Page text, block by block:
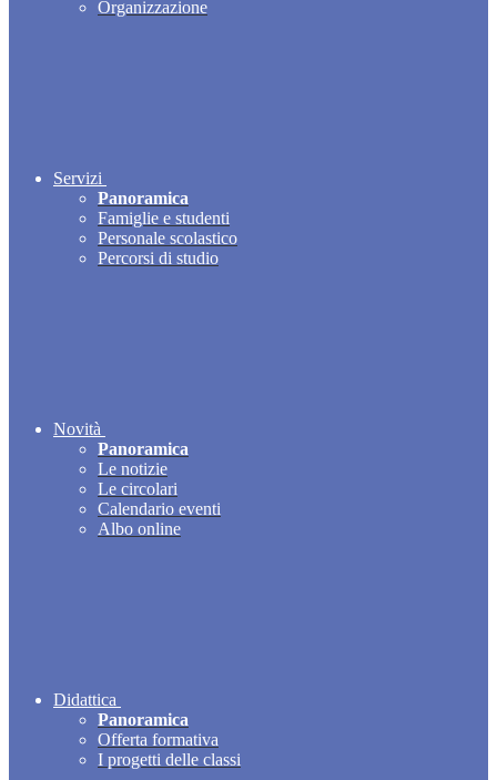
Organizzazione
Servizi
Panoramica
Famiglie e studenti
Personale scolastico
Percorsi di studio
Novità
Panoramica
Le notizie
Le circolari
Calendario eventi
Albo online
Didattica
Panoramica
Offerta formativa
I progetti delle classi